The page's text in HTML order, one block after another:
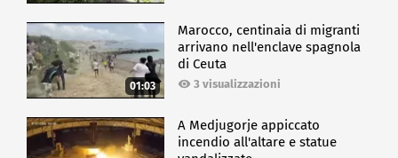
01:03
Marocco, centinaia di migranti
arrivano nell'enclave spagnola
di Ceuta
3 visualizzazioni
A Medjugorje appiccato
incendio all'altare e statue